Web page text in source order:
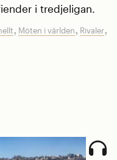
i tredjeligan.
, Möten i världen, Rivaler,